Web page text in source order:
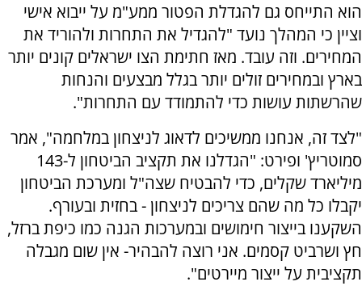
הוא התייחס גם להגדלת הפטור ממע"מ על ייבוא אישי
וציין כי המהלך נועד "להגדיל את התחרות ולהוריד את
המחירים. וזה עובד. מאז חתימת הצו ישראלים קונים יותר
בארץ ובמחירים זולים יותר בגלל מבצעים והנחות
שהרשתות עושות כדי להתמודד עם התחרות".
"לצד זה, אנחנו ממשיכים לדאוג לניצחון במלחמה", אמר
סמוטריץ' ופירט: "הגדלנו את תקציב הביטחון ל-143
מיליארד שקלים, כדי להבטיח שצה"ל ומערכת הביטחון
יקבלו כל מה שהם צריכים לניצחון - בחזית ובעורף.
השקענו בייצור חימושים ובמערכות הגנה כמו כיפת ברזל,
חץ ושרביט קסמים. אני רוצה להבהיר- אין שום מגבלה
תקציבית על ייצור מיירטים".